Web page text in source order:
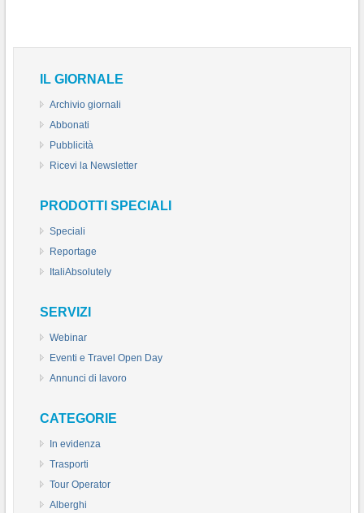
IL GIORNALE
Archivio giornali
Abbonati
Pubblicità
Ricevi la Newsletter
PRODOTTI SPECIALI
Speciali
Reportage
ItaliAbsolutely
SERVIZI
Webinar
Eventi e Travel Open Day
Annunci di lavoro
CATEGORIE
In evidenza
Trasporti
Tour Operator
Alberghi